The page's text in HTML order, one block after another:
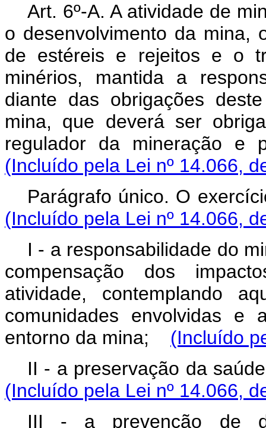
Art. 6º-A. A atividade de
o desenvolvimento da mina,
de estéreis e rejeitos e o
minérios, mantida a
diante das obrigações
mina, que deverá ser
regulador da mineração e
(Incluído pela Lei nº 14.066,
Parágrafo único. O
(Incluído pela Lei nº 14.066,
I - a responsabilidade do
compensação dos
atividade, contemplando
comunidades envolvidas e
entorno da mina; (Incluído
II - a preservação da
(Incluído pela Lei nº 14.066,
III - a prevenção de